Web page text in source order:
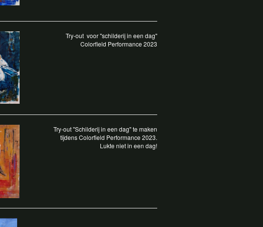
Try-out voor "schilderij in een dag"
Colorfield Performance 2023
Try-out "Schilderij in een dag" te maken
tijdens Colorfield Performance 2023.
Lukte niet in een dag!